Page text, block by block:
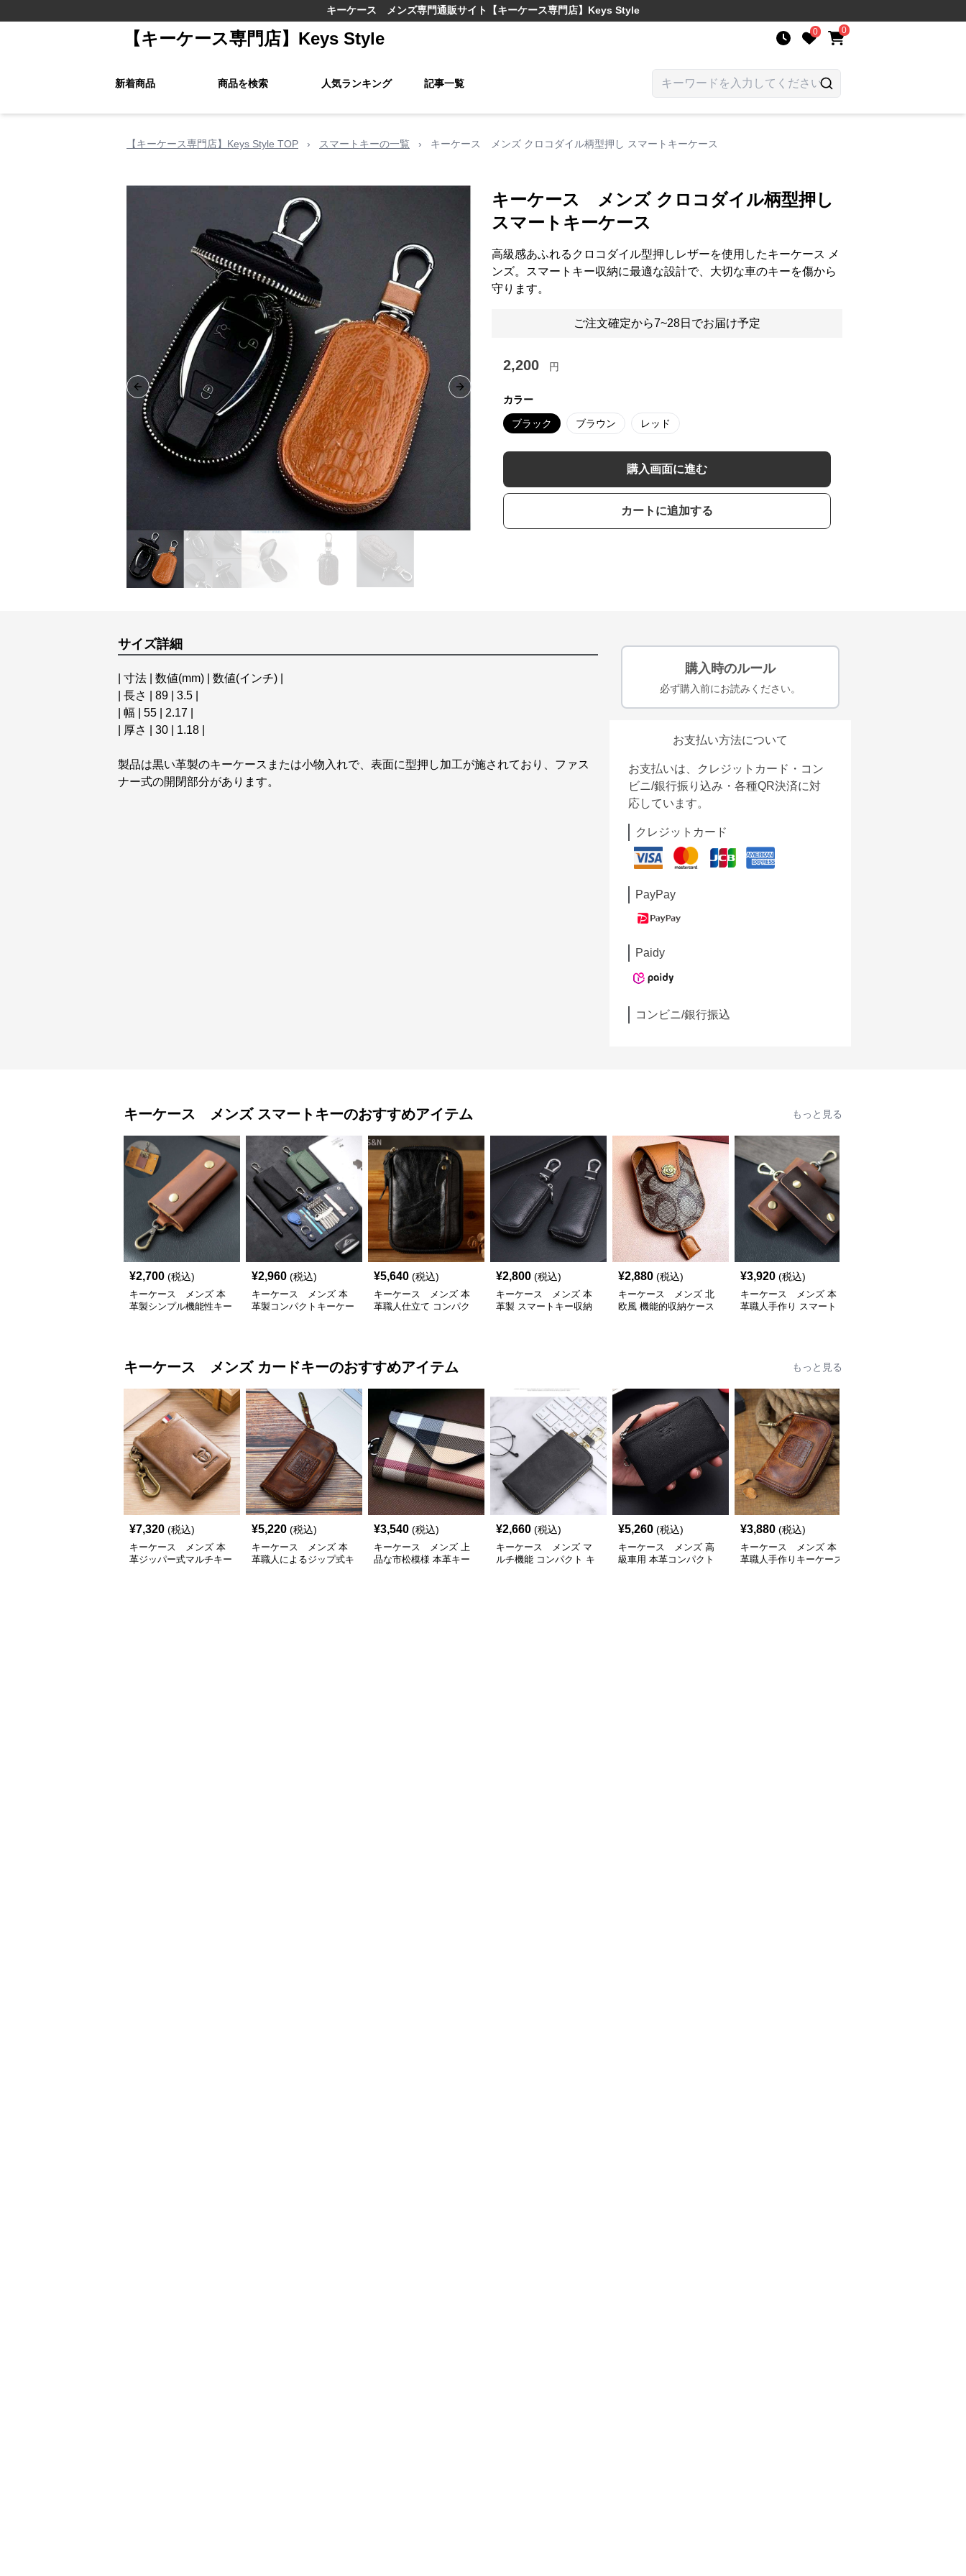
キーケース メンズ専門通販サイト 【キーケース専門店】Keys Style
【キーケース専門店】Keys Style 0 0
新着商品 商品を検索 人気ランキング 記事一覧
【キーケース専門店】Keys Style TOP › スマートキーの一覧 › キーケース メンズ クロコダイル柄型押し スマートキーケース
Previous slide Next slide
キーケース メンズ クロコダイル柄型押し
スマートキーケース
高級感あふれるクロコダイル型押しレザーを使用したキーケース メ
ンズ。スマートキー収納に最適な設計で、大切な車のキーを傷から
守ります。
ご注文確定から7~28日でお届け予定
2,200 円
カラー
ブラック ブラウン レッド
購入画面に進む
カートに追加する
サイズ詳細
| 寸法 | 数値(mm) | 数値(インチ) |
| 長さ | 89 | 3.5 |
| 幅 | 55 | 2.17 |
| 厚さ | 30 | 1.18 |
製品は黒い革製のキーケースまたは小物入れで、表面に型押し加工が施されており、ファス
ナー式の開閉部分があります。
購入時のルール
必ず購入前にお読みください。
お支払い方法について
お支払いは、クレジットカード・コン
ビニ/銀行振り込み・各種QR決済に対
応しています。
クレジットカード
PayPay
Paidy
コンビニ/銀行振込
キーケース メンズ スマートキーのおすすめアイテム もっと見る
¥2,700 (税込)
キーケース メンズ 本
革製シンプル機能性キー
¥2,960 (税込)
キーケース メンズ 本
革製コンパクトキーケー
¥5,640 (税込)
キーケース メンズ 本
革職人仕立て コンパク
¥2,800 (税込)
キーケース メンズ 本
革製 スマートキー収納
¥2,880 (税込)
キーケース メンズ 北
欧風 機能的収納ケース
¥3,920 (税込)
キーケース メンズ 本
革職人手作り スマート
キーケース メンズ カードキーのおすすめアイテム もっと見る
¥7,320 (税込)
キーケース メンズ 本
革ジッパー式マルチキー
¥5,220 (税込)
キーケース メンズ 本
革職人によるジップ式キ
¥3,540 (税込)
キーケース メンズ 上
品な市松模様 本革キー
¥2,660 (税込)
キーケース メンズ マ
ルチ機能 コンパクト キ
¥5,260 (税込)
キーケース メンズ 高
級車用 本革コンパクト
¥3,880 (税込)
キーケース メンズ 本
革職人手作りキーケース